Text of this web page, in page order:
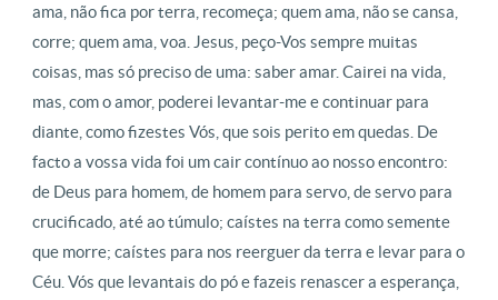
ama, não fica por terra, recomeça; quem ama, não se cansa,
corre; quem ama, voa. Jesus, peço-Vos sempre muitas
coisas, mas só preciso de uma: saber amar. Cairei na vida,
mas, com o amor, poderei levantar-me e continuar para
diante, como fizestes Vós, que sois perito em quedas. De
facto a vossa vida foi um cair contínuo ao nosso encontro:
de Deus para homem, de homem para servo, de servo para
crucificado, até ao túmulo; caístes na terra como semente
que morre; caístes para nos reerguer da terra e levar para o
Céu. Vós que levantais do pó e fazeis renascer a esperança,